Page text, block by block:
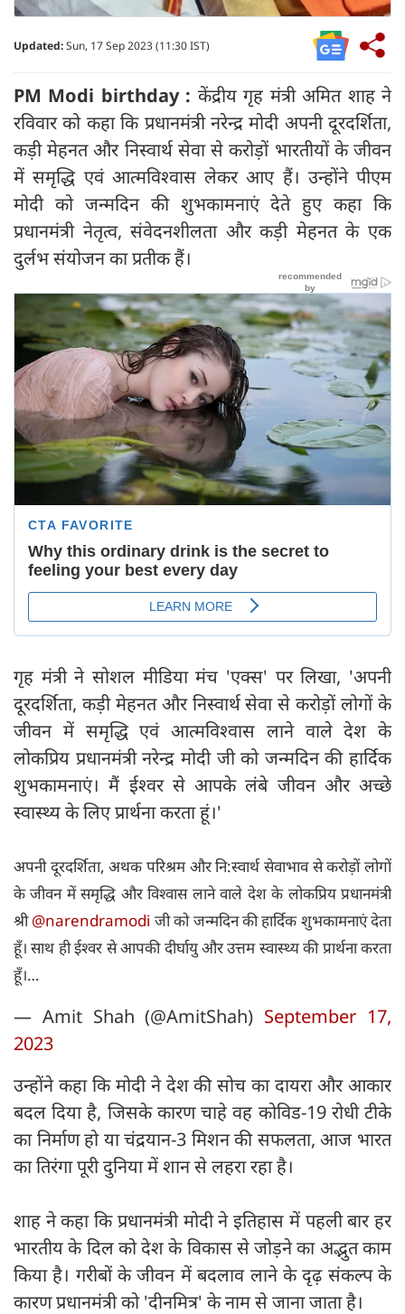
Updated:Sun, 17 Sep 2023 (11:30 IST)
PM Modi birthday : केंद्रीय गृह मंत्री अमित शाह ने
रविवार को कहा कि प्रधानमंत्री नरेन्द्र मोदी अपनी दूरदर्शिता,
कड़ी मेहनत और निस्वार्थ सेवा से करोड़ों भारतीयों के जीवन
में समृद्धि एवं आत्मविश्वास लेकर आए हैं। उन्होंने पीएम
मोदी को जन्मदिन की शुभकामनाएं देते हुए कहा कि
प्रधानमंत्री नेतृत्व, संवेदनशीलता और कड़ी मेहनत के एक
दुर्लभ संयोजन का प्रतीक हैं।
गृह मंत्री ने सोशल मीडिया मंच 'एक्स' पर लिखा, 'अपनी
दूरदर्शिता, कड़ी मेहनत और निस्वार्थ सेवा से करोड़ों लोगों के
जीवन में समृद्धि एवं आत्मविश्वास लाने वाले देश के
लोकप्रिय प्रधानमंत्री नरेन्द्र मोदी जी को जन्मदिन की हार्दिक
शुभकामनाएं। मैं ईश्वर से आपके लंबे जीवन और अच्छे
स्वास्थ्य के लिए प्रार्थना करता हूं।'
अपनी दूरदर्शिता, अथक परिश्रम और नि:स्वार्थ सेवाभाव से करोड़ों लोगों
के जीवन में समृद्धि और विश्वास लाने वाले देश के लोकप्रिय प्रधानमंत्री
श्री@narendramodi जी को जन्मदिन की हार्दिक शुभकामनाएं देता
हूँ। साथ ही ईश्वर से आपकी दीर्घायु और उत्तम स्वास्थ्य की प्रार्थना करता
हूँ।…
— Amit Shah (@AmitShah) September 17,
2023
उन्होंने कहा कि मोदी ने देश की सोच का दायरा और आकार
बदल दिया है, जिसके कारण चाहे वह कोविड-19 रोधी टीके
का निर्माण हो या चंद्रयान-3 मिशन की सफलता, आज भारत
का तिरंगा पूरी दुनिया में शान से लहरा रहा है।
शाह ने कहा कि प्रधानमंत्री मोदी ने इतिहास में पहली बार हर
भारतीय के दिल को देश के विकास से जोड़ने का अद्भुत काम
किया है। गरीबों के जीवन में बदलाव लाने के दृढ़ संकल्प के
कारण प्रधानमंत्री को 'दीनमित्र' के नाम से जाना जाता है।